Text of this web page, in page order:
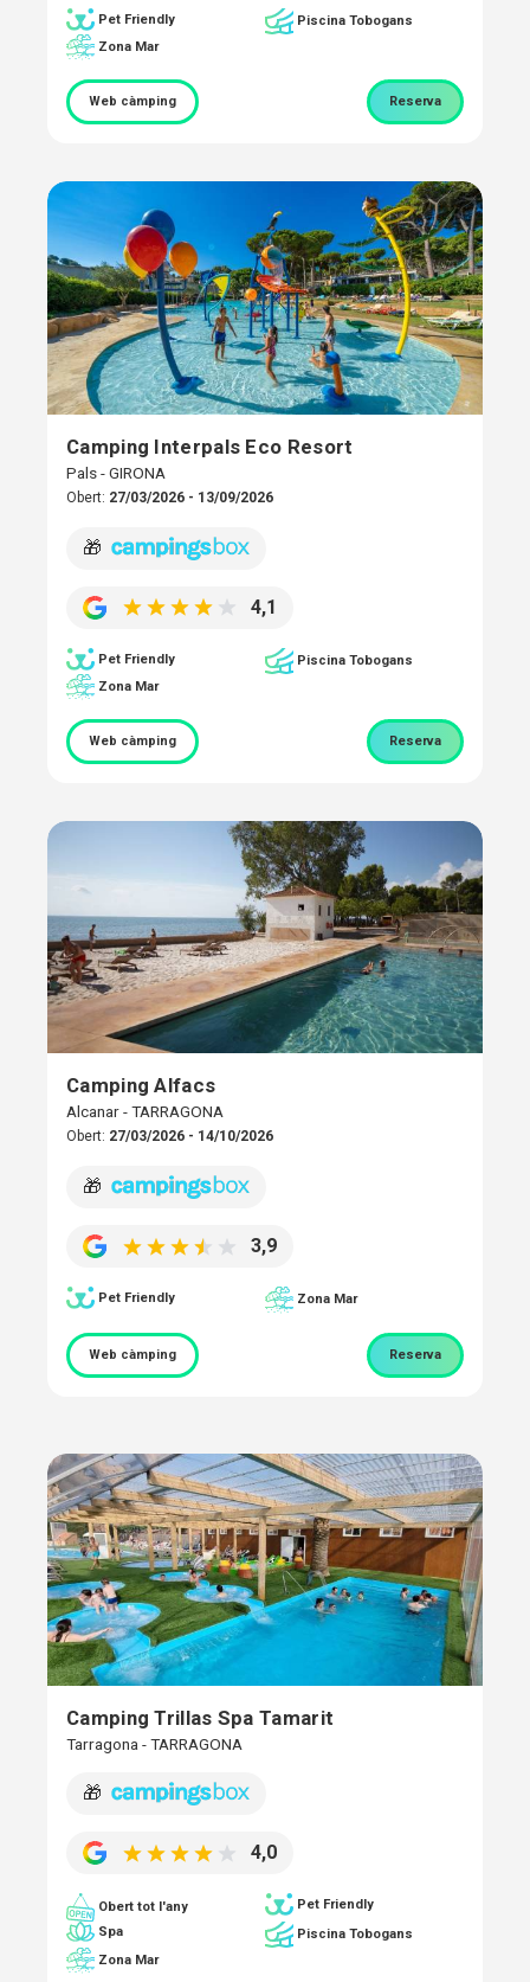
Pet Friendly
Piscina Tobogans
Zona Mar
Web càmping Reserva
Camping Interpals Eco Resort
Pals - GIRONA
Obert: 27/03/2026 - 13/09/2026
🎁
4,1
Pet Friendly
Piscina Tobogans
Zona Mar
Web càmping Reserva
Camping Alfacs
Alcanar - TARRAGONA
Obert: 27/03/2026 - 14/10/2026
🎁
3,9
Pet Friendly Zona Mar
Web càmping Reserva
Camping Trillas Spa Tamarit
Tarragona - TARRAGONA
🎁
4,0
Obert tot l'any
Pet Friendly
Spa
Piscina Tobogans
Zona Mar